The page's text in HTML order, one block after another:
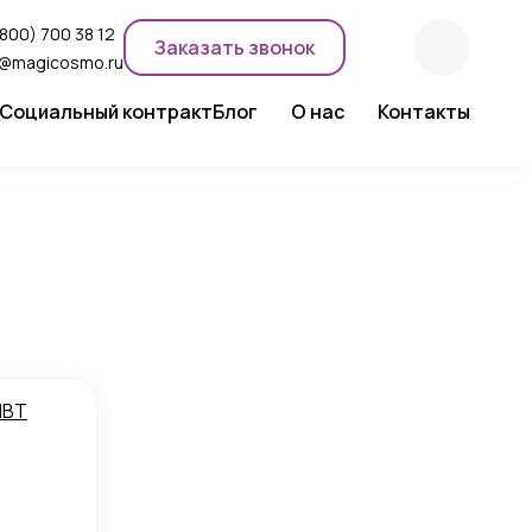
700 38 12
Заказать звонок
Социальный контрактБлог О нас Контакты